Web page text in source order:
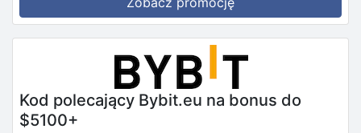
Kod polecający Bybit.eu na bonus do
$5100+